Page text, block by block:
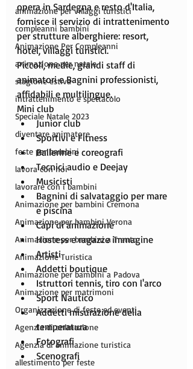
animazione per villaggi turistici
compleanni bambini
Animazione Per Compleanni
animazione per natale
stagione estiva
intrattenimento e spettacolo
Speciale Natale 2023
diventare animatore
feste per bambini
lavora con noi
lavorare con i bambini
Animazione per bambini Cremona
Animazione per bambini Verona
Animazione per bambini a Trento
Animazione Turistica
Animazione per bambini a Padova
Animazione per matrimoni
Organizzazione di feste ed eventi
Agenzia di animazione
Agenzia di animazione turistica
allestimento per feste
opera in Sardegna e resto d'Italia,
fornisce il servizio di intrattenimento
per strutture alberghiere: resort,
hotel, villaggi turistici.
Piccoli, medie, grandi staff di
animatori e Bagnini professionisti,
affidabili e multilingue.
Mini club
Junior club
Sportivi e Fitness
Ballerine e coreografi
Tecnici audio e Deejay
Musicisti
Bagnini di salvataggio per mare
e piscina
Capi di animazione
Hostess e ragazze immagine
Artisti
Addetti boutique
Istruttori tennis, tiro con l'arco
Sport Nautico
Addetti misurazione della
temperatura
Fotografi
Scenografi